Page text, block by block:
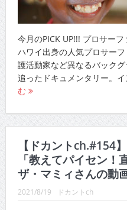
今月のPICK UP!!! プロサーフ
ハワイ出身の人気プロサー
護活動家など異なるバック
追ったドキュメンタリー。
む
【ドカントch.#154
「教えてパイセン！
ザ・マミィさんの動
2021/8/19 ドカントch